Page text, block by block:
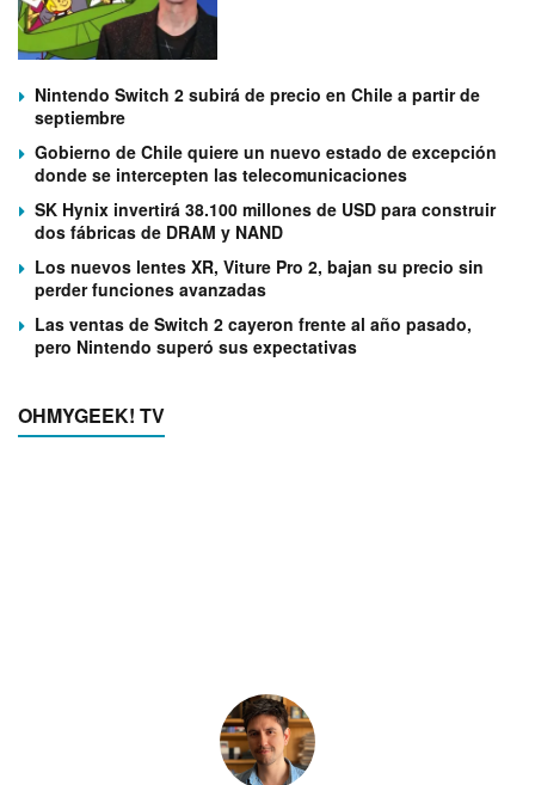
Nintendo Switch 2 subirá de precio en Chile a partir de
septiembre
Gobierno de Chile quiere un nuevo estado de excepción
donde se intercepten las telecomunicaciones
SK Hynix invertirá 38.100 millones de USD para construir
dos fábricas de DRAM y NAND
Los nuevos lentes XR, Viture Pro 2, bajan su precio sin
perder funciones avanzadas
Las ventas de Switch 2 cayeron frente al año pasado,
pero Nintendo superó sus expectativas
OHMYGEEK! TV